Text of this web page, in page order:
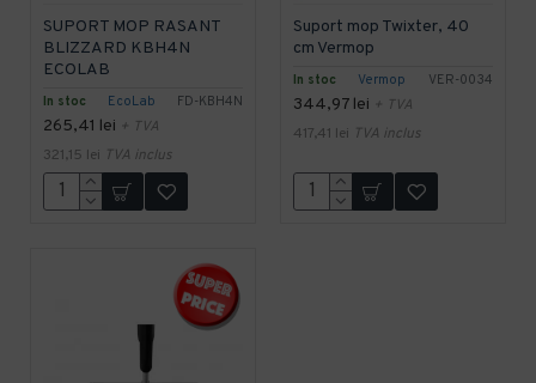
In stoc EcoLab FD-KBH4N
SUPORT MOP RASANT
BLIZZARD KBH4N
ECOLAB
265,41 lei + TVA
321,15 lei TVA inclus
In stoc Vermop VER-0034
Suport mop Twixter, 40
cm Vermop
344,97 lei + TVA
417,41 lei TVA inclus